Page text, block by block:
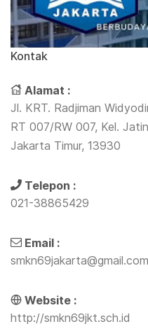
Kontak
Alamat :
Jl. KRT. Radjiman
RT 007/RW 007, Kel.
Jakarta Timur, 13930
Telepon :
021-38865429
Email :
smkn69jakarta@gmail.com
Website :
http://smkn69jkt.sch.id